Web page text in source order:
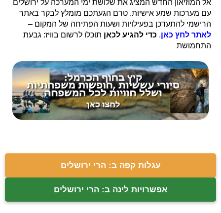
אל המוזיאון החדש המציג את שלושת ימי המערכה על ירושלים
עם מערכות שמע אישיות. טרם הגעתכם מומלץ לבקר באתר
הרישמי להתעדכן בפעילויות ושעות הפתיחה של המקום –
לאתר לחץ כאן. כדי להגיע לכאן תוכלו לרשום בוויז: גבעת
התחמושת
עגלות קפה ב: הרי ירושלים
אפשרויות לינה ב: הרי ירושלים